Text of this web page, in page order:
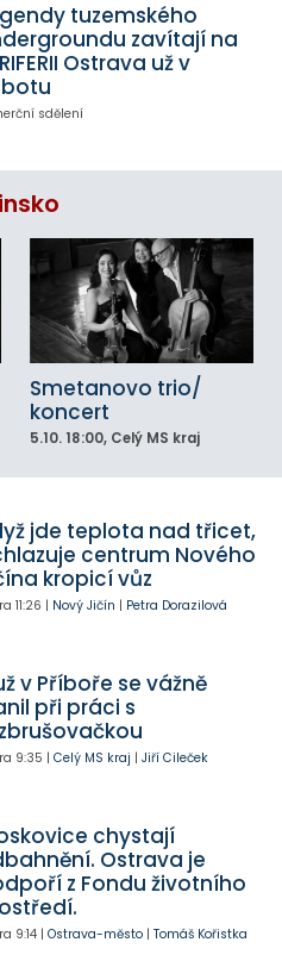
tuzemského
zavítají na
Ostrava už v
sdělení
Smetanovo trio/
koncert
5.10. 18:00, Celý MS kraj
jde teplota nad třicet,
centrum Nového
kropicí vůz
11:26 | Nový Jičín | Petra Dorazilová
v Příboře se vážně
při práci s
9:35 | Celý MS kraj | Jiří Cileček
chystají
Ostrava je
z Fondu životního
9:14| Ostrava-město| Tomáš Kořistka